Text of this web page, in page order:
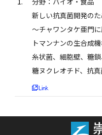
新しい抗真菌開発の
〜チャワンタケ亜門
トマンナンの生合成
糸状菌、細胞壁、糖
糖ヌクレオチド、抗